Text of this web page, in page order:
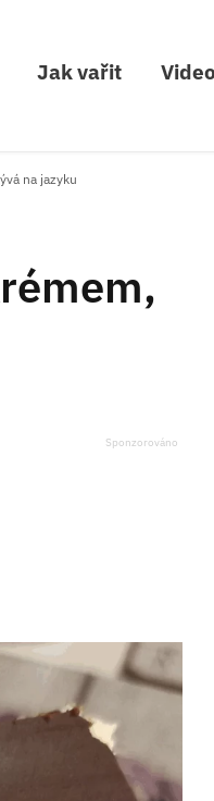
Jak vařit Video
na jazyku